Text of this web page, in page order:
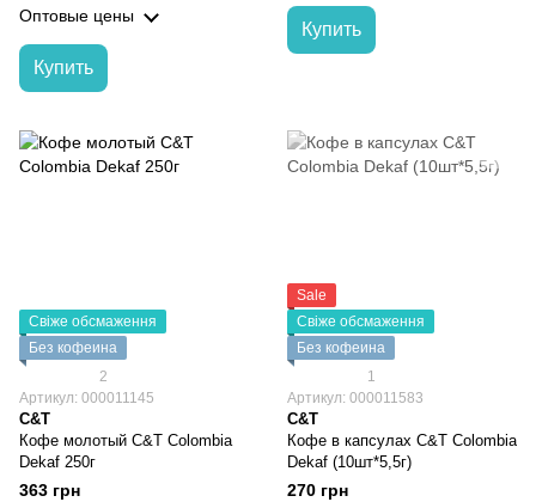
Оптовые цены
Купить
Купить
Свіже обсмаження
Без кофеина
2
Артикул: 000011145
C&T
Кофе молотый C&T Colombia
Dekaf 250г
363 грн
Sale
Свіже обсмаження
Без кофеина
1
Артикул: 000011583
C&T
Кофе в капсулах C&T Colombia
Dekaf (10шт*5,5г)
270 грн